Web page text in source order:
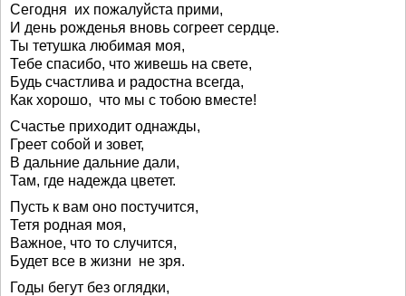
Сегодня их пожалуйста прими,
И день рожденья вновь согреет сердце.
Ты тетушка любимая моя,
Тебе спасибо, что живешь на свете,
Будь счастлива и радостна всегда,
Как хорошо, что мы с тобою вместе!
Счастье приходит однажды,
Греет собой и зовет,
В дальние дальние дали,
Там, где надежда цветет.
Пусть к вам оно постучится,
Тетя родная моя,
Важное, что то случится,
Будет все в жизни не зря.
Годы бегут без оглядки,